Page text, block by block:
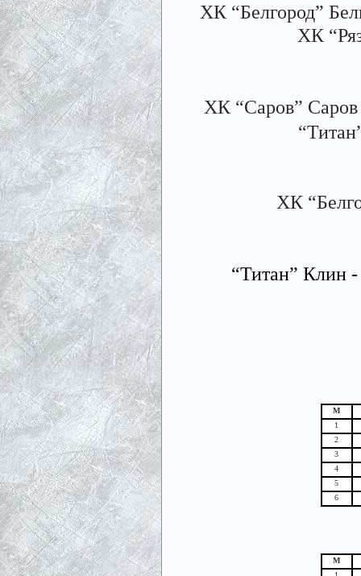
ХК “Белгород”
ХК
ХК “Саров”
ХК
“Титан” Клин
М
1
2
3
4
5
6
М